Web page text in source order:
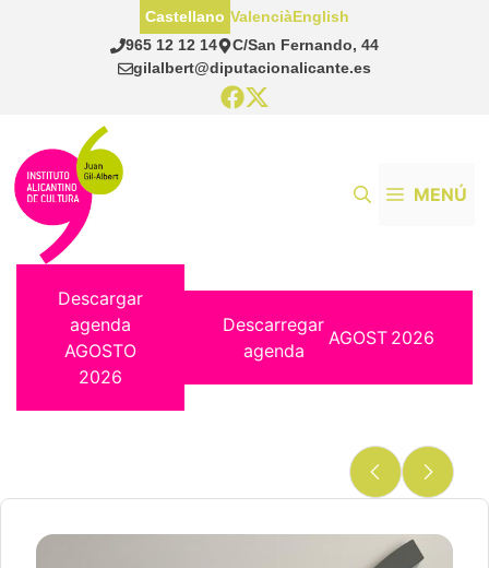
965 12 12 14
C/San Fernando, 44
gilalbert@diputacionalicante.es
Castellano ValenciàEnglish
MENÚ
Descargar
agenda
AGOSTO
2026
Descarregar
agenda
AGOST 2026